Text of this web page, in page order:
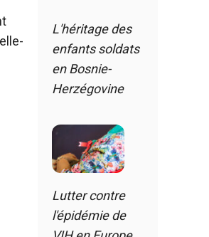
L'héritage des
enfants soldats
en Bosnie-
Herzégovine
Lutter contre
l'épidémie de